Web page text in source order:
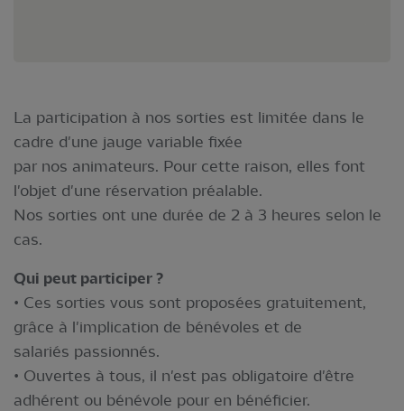
La participation à nos sorties est limitée dans le
cadre d'une jauge variable fixée
par nos animateurs. Pour cette raison, elles font
l'objet d'une réservation préalable.
Nos sorties ont une durée de 2 à 3 heures selon le
cas.
Qui peut participer ?
• Ces sorties vous sont proposées gratuitement,
grâce à l'implication de bénévoles et de
salariés passionnés.
• Ouvertes à tous, il n'est pas obligatoire d'être
adhérent ou bénévole pour en bénéficier.